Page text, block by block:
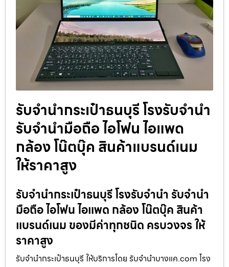
รับจำนำกระเป๋าธนบุรี โรงรับจำนำ
รับจำนำมือถือ ไอโฟน ไอแพด
กล้อง โน๊ตบุ๊ค สินค้าแบรนด์เนม
ให้ราคาสูง
รับจำนำกระเป๋าธนบุรี โรงรับจำนำ รับจำนำ
มือถือ ไอโฟน ไอแพด กล้อง โน๊ตบุ๊ค สินค้า
แบรนด์เนม ของมีค่าทุกชนิด ครบวงจร ให้
ราคาสูง
รับจำนำกระเป๋าธนบุรี ให้บริการโดย รับจํานําบางแค.com โรง